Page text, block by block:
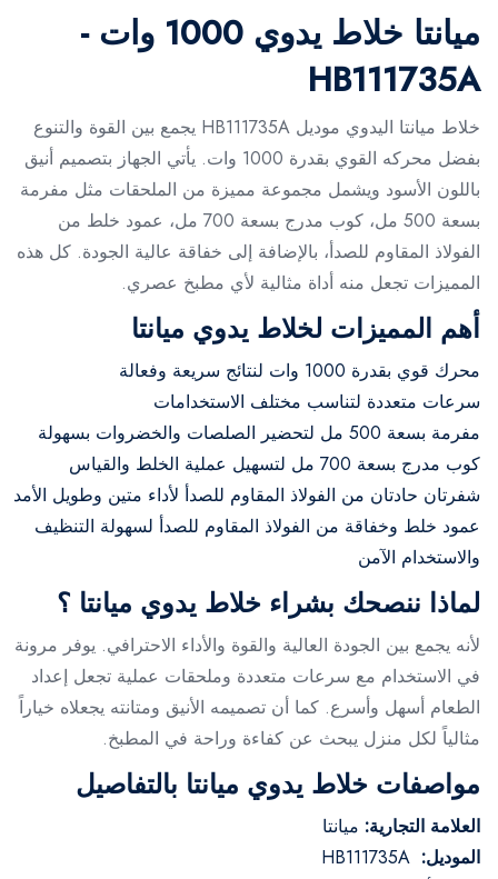
ميانتا خلاط يدوي 1000 وات -
HB111735A
خلاط ميانتا اليدوي موديل HB111735A يجمع بين القوة والتنوع
بفضل محركه القوي بقدرة 1000 وات. يأتي الجهاز بتصميم أنيق
باللون الأسود ويشمل مجموعة مميزة من الملحقات مثل مفرمة
بسعة 500 مل، كوب مدرج بسعة 700 مل، عمود خلط من
الفولاذ المقاوم للصدأ، بالإضافة إلى خفاقة عالية الجودة. كل هذه
المميزات تجعل منه أداة مثالية لأي مطبخ عصري.
أهم المميزات لخلاط يدوي ميانتا
محرك قوي بقدرة 1000 وات لنتائج سريعة وفعالة
سرعات متعددة لتناسب مختلف الاستخدامات
مفرمة بسعة 500 مل لتحضير الصلصات والخضروات بسهولة
كوب مدرج بسعة 700 مل لتسهيل عملية الخلط والقياس
شفرتان حادتان من الفولاذ المقاوم للصدأ لأداء متين وطويل الأمد
عمود خلط وخفاقة من الفولاذ المقاوم للصدأ لسهولة التنظيف
والاستخدام الآمن
لماذا ننصحك بشراء خلاط يدوي ميانتا ؟
لأنه يجمع بين الجودة العالية والقوة والأداء الاحترافي. يوفر مرونة
في الاستخدام مع سرعات متعددة وملحقات عملية تجعل إعداد
الطعام أسهل وأسرع. كما أن تصميمه الأنيق ومتانته يجعلاه خياراً
مثالياً لكل منزل يبحث عن كفاءة وراحة في المطبخ.
مواصفات خلاط يدوي ميانتا بالتفاصيل
العلامة التجارية: ميانتا
الموديل: HB111735A